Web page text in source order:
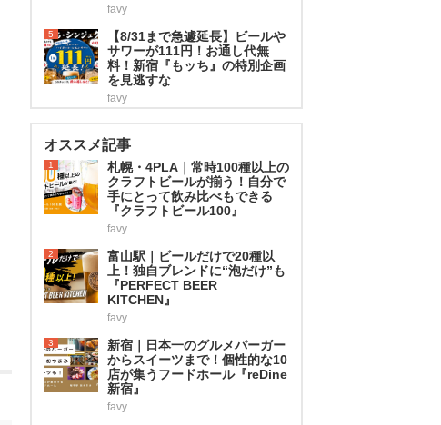
favy
5
【8/31まで急遽延長】ビールや
サワーが111円！お通し代無
料！新宿『もッち』の特別企画
を見逃すな
favy
オススメ記事
1
札幌・4PLA｜常時100種以上の
クラフトビールが揃う！自分で
手にとって飲み比べもできる
『クラフトビール100』
favy
2
富山駅｜ビールだけで20種以
上！独自ブレンドに“泡だけ”も
『PERFECT BEER
KITCHEN』
favy
3
新宿｜日本一のグルメバーガー
からスイーツまで！個性的な10
店が集うフードホール『reDine
新宿』
favy